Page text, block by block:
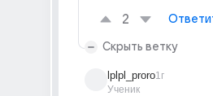
2
Скрыть ветку
lplpl_proro
Ученик
1г